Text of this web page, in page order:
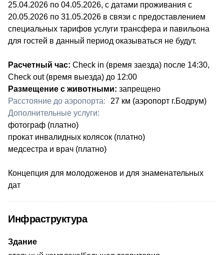
25.04.2026 по 04.05.2026, с датами проживания с
20.05.2026 по 31.05.2026 в связи с предоставлением
специальных тарифов услуги трансфера и павильона
для гостей в данный период оказываться не будут.
Расчетный час: ​Check in (время заезда) после 14:30,
Check out (время выезда) до 12:00
Размещение с животными: запрещено
Расстояние до аэропорта:
27 км (аэропорт г.Бодрум)
Дополнительные услуги:
​фотограф (платно)
прокат инвалидных колясок (платно)
медсестра и врач (платно)
Концепция для молодоженов и для знаменательных
дат
Инфраструктура
Здание